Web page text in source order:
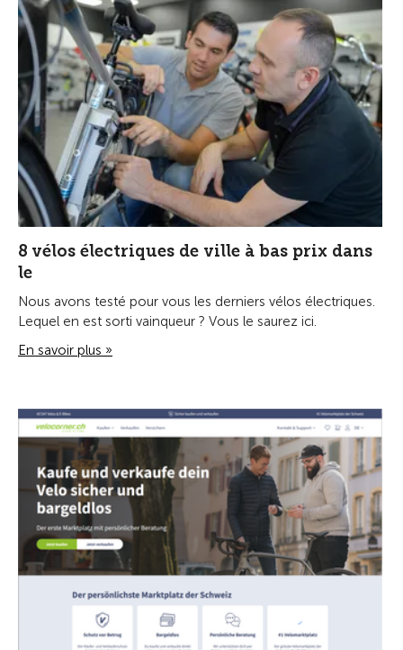
8 vélos électriques de ville à bas prix dans
le
Nous avons testé pour vous les derniers vélos électriques.
Lequel en est sorti vainqueur ? Vous le saurez ici.
En savoir plus »